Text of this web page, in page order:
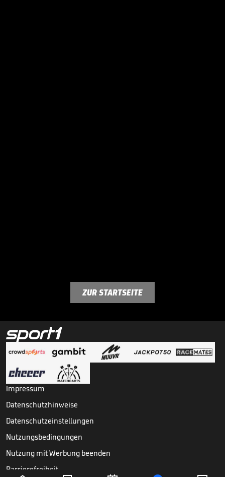
ZUR STARTSEITE
Impressum
Datenschutzhinweise
Datenschutzeinstellungen
Nutzungsbedingungen
Nutzung mit Werbung beenden
Barrierefreiheit